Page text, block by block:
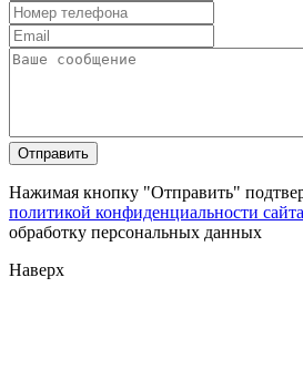
Нажимая кнопку "Отправить"
политикой конфиденциальности сайта
обработку персональных данных
Наверх